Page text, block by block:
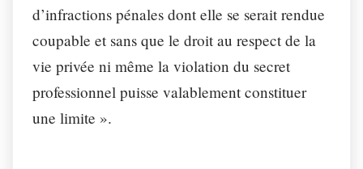
d’infractions pénales dont elle se serait rendue
coupable et sans que le droit au respect de la
vie privée ni même la violation du secret
professionnel puisse valablement constituer
une limite ».